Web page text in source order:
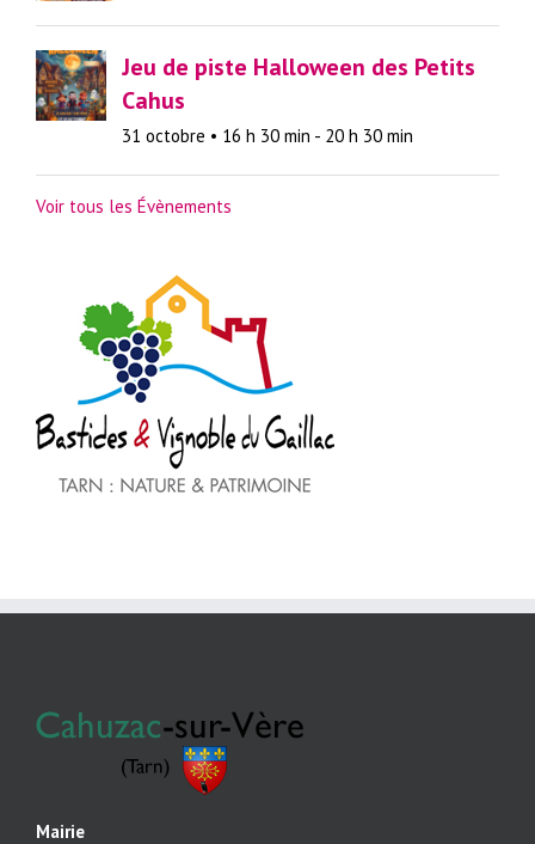
Jeu de piste Halloween des Petits
Cahus
31 octobre • 16 h 30 min - 20 h 30 min
Voir tous les Évènements
Mairie